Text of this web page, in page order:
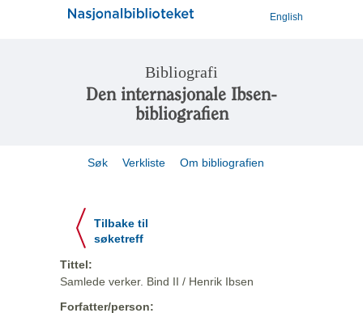
English
Bibliografi
Den internasjonale Ibsen-
bibliografien
Søk Verkliste Om bibliografien
Tilbake til
søketreff
Tittel:
Samlede verker. Bind II / Henrik Ibsen
Forfatter/person: